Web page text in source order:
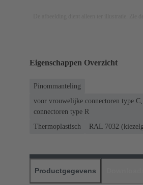
Eigenschappen Overzicht
Pinommanteling
voor vrouwelijke connectoren type
connectoren type R
Thermoplastisch
RAL 7032
Productgegevens